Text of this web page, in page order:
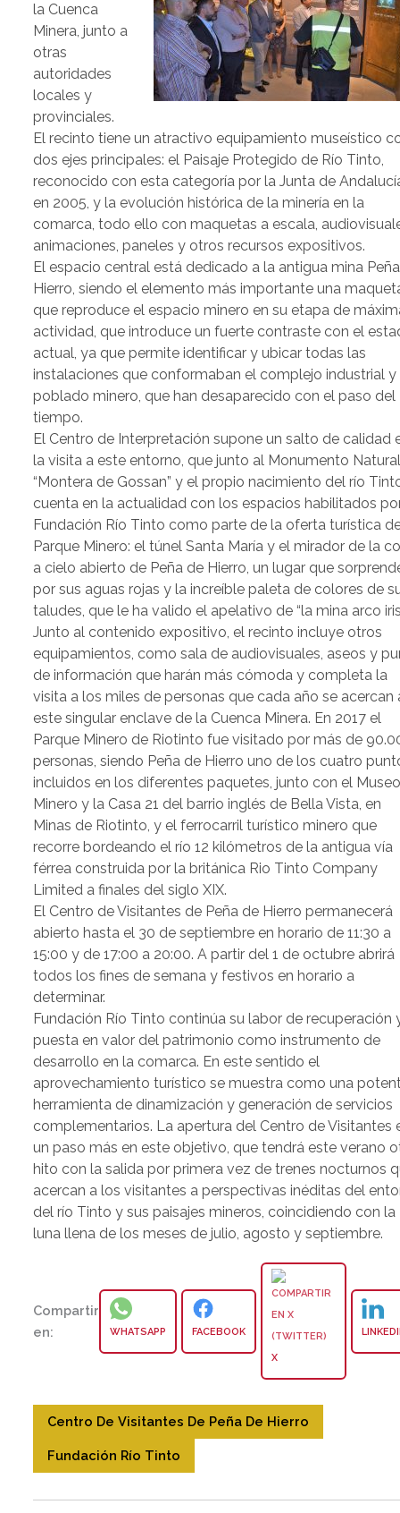
la Cuenca
Minera, junto a
otras
autoridades
locales y
provinciales.
El recinto tiene un atractivo equipamiento museístico
dos ejes principales: el Paisaje Protegido de Río Tinto,
reconocido con esta categoría por la Junta de
en 2005, y la evolución histórica de la minería en la
comarca, todo ello con maquetas a escala,
animaciones, paneles y otros recursos expositivos.
El espacio central está dedicado a la antigua mina
Hierro, siendo el elemento más importante una
que reproduce el espacio minero en su etapa de
actividad, que introduce un fuerte contraste con el
actual, ya que permite identificar y ubicar todas las
instalaciones que conformaban el complejo industrial y
poblado minero, que han desaparecido con el paso del
tiempo.
El Centro de Interpretación supone un salto de calidad
la visita a este entorno, que junto al Monumento
“Montera de Gossan” y el propio nacimiento del río
cuenta en la actualidad con los espacios habilitados
Fundación Río Tinto como parte de la oferta turística
Parque Minero: el túnel Santa María y el mirador de la
a cielo abierto de Peña de Hierro, un lugar que
por sus aguas rojas y la increíble paleta de colores de
taludes, que le ha valido el apelativo de “la mina arco
Junto al contenido expositivo, el recinto incluye otros
equipamientos, como sala de audiovisuales, aseos y
de información que harán más cómoda y completa la
visita a los miles de personas que cada año se acercan
este singular enclave de la Cuenca Minera. En 2017 el
Parque Minero de Riotinto fue visitado por más de
personas, siendo Peña de Hierro uno de los cuatro
incluidos en los diferentes paquetes, junto con el
Minero y la Casa 21 del barrio inglés de Bella Vista, en
Minas de Riotinto, y el ferrocarril turístico minero que
recorre bordeando el río 12 kilómetros de la antigua vía
férrea construida por la británica Rio Tinto Company
Limited a finales del siglo XIX.
El Centro de Visitantes de Peña de Hierro permanecerá
abierto hasta el 30 de septiembre en horario de 11:30 a
15:00 y de 17:00 a 20:00. A partir del 1 de octubre abrirá
todos los fines de semana y festivos en horario a
determinar.
Fundación Río Tinto continúa su labor de recuperación
puesta en valor del patrimonio como instrumento de
desarrollo en la comarca. En este sentido el
aprovechamiento turístico se muestra como una
herramienta de dinamización y generación de servicios
complementarios. La apertura del Centro de Visitantes
un paso más en este objetivo, que tendrá este verano
hito con la salida por primera vez de trenes nocturnos
acercan a los visitantes a perspectivas inéditas del
del río Tinto y sus paisajes mineros, coincidiendo con la
luna llena de los meses de julio, agosto y septiembre.
Compartir
en:
WHATSAPP FACEBOOK
X
Centro De Visitantes De Peña De Hierro
Fundación Río Tinto